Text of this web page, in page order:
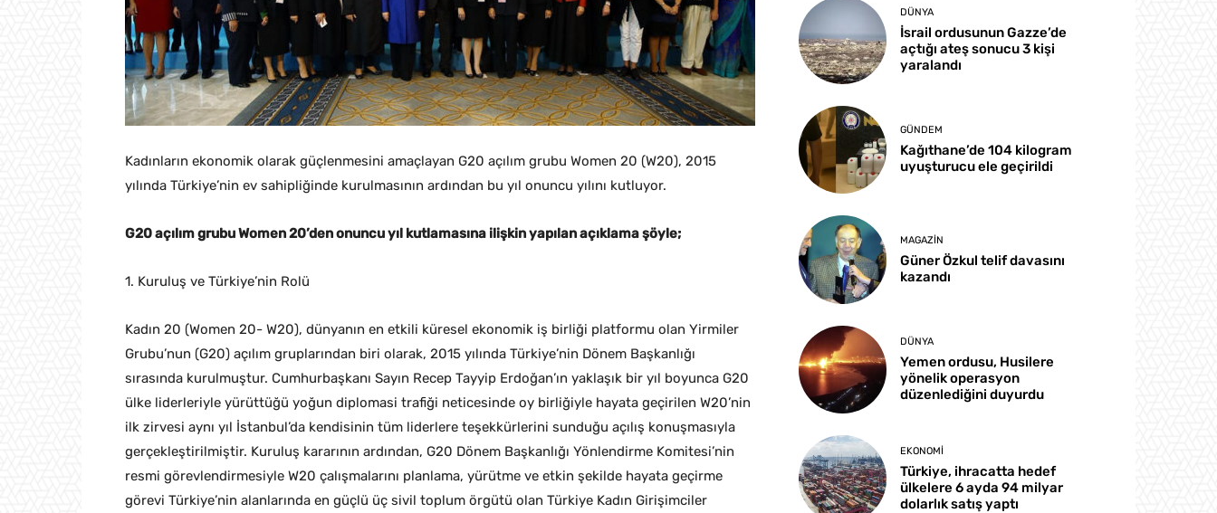
Kadınların ekonomik olarak güçlenmesini amaçlayan G20 açılım grubu Women 20 (W20), 2015
yılında Türkiye’nin ev sahipliğinde kurulmasının ardından bu yıl onuncu yılını kutluyor.
G20 açılım grubu Women 20’den onuncu yıl kutlamasına ilişkin yapılan açıklama şöyle;
1. Kuruluş ve Türkiye’nin Rolü
Kadın 20 (Women 20- W20), dünyanın en etkili küresel ekonomik iş birliği platformu olan Yirmiler
Grubu’nun (G20) açılım gruplarından biri olarak, 2015 yılında Türkiye’nin Dönem Başkanlığı
sırasında kurulmuştur. Cumhurbaşkanı Sayın Recep Tayyip Erdoğan’ın yaklaşık bir yıl boyunca G20
ülke liderleriyle yürüttüğü yoğun diplomasi trafiği neticesinde oy birliğiyle hayata geçirilen W20’nin
ilk zirvesi aynı yıl İstanbul’da kendisinin tüm liderlere teşekkürlerini sunduğu açılış konuşmasıyla
gerçekleştirilmiştir. Kuruluş kararının ardından, G20 Dönem Başkanlığı Yönlendirme Komitesi’nin
resmi görevlendirmesiyle W20 çalışmalarını planlama, yürütme ve etkin şekilde hayata geçirme
görevi Türkiye’nin alanlarında en güçlü üç sivil toplum örgütü olan Türkiye Kadın Girişimciler
DÜNYA
İsrail ordusunun Gazze’de
açtığı ateş sonucu 3 kişi
yaralandı
GÜNDEM
Kağıthane’de 104 kilogram
uyuşturucu ele geçirildi
MAGAZIN
Güner Özkul telif davasını
kazandı
DÜNYA
Yemen ordusu, Husilere
yönelik operasyon
düzenlediğini duyurdu
EKONOMI
Türkiye, ihracatta hedef
ülkelere 6 ayda 94 milyar
dolarlık satış yaptı